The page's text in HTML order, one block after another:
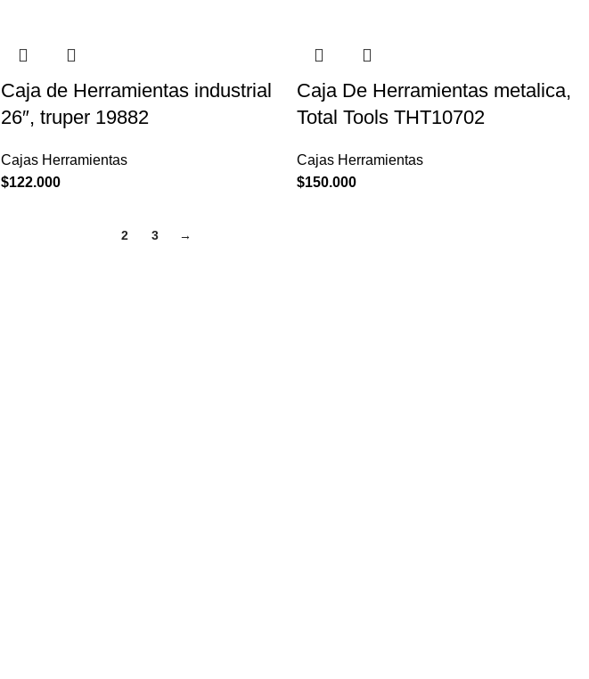
Caja de Herramientas industrial
26″, truper 19882
Cajas Herramientas
$122.000
Caja De Herramientas metalica,
Total Tools THT10702
Cajas Herramientas
$150.000
2 3 →